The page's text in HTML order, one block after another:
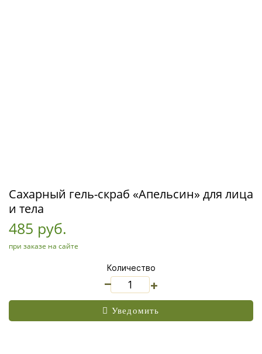
Сахарный гель-скраб «Апельсин» для лица
и тела
485 руб.
при заказе на сайте
Количество
+
Уведомить